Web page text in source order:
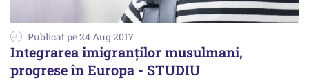
Publicat pe 24 Aug 2017
Integrarea imigranților musulmani,
progrese în Europa - STUDIU